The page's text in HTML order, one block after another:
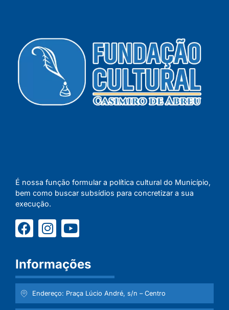
É nossa função formular a política cultural do Município,
bem como buscar subsídios para concretizar a sua
execução.
Informações
Endereço: Praça Lúcio André, s/n – Centro